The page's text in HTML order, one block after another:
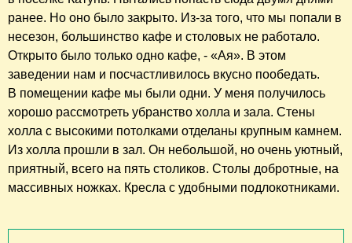
ранее. Но оно было закрыто. Из-за того, что мы попали в
несезон, большинство кафе и столовых не работало.
Открыто было только одно кафе, - «Ая». В этом
заведении нам и посчастливилось вкусно пообедать.
В помещении кафе мы были одни. У меня получилось
хорошо рассмотреть убранство холла и зала. Стены
холла с высокими потолками отделаны крупным камнем.
Из холла прошли в зал. Он небольшой, но очень уютный,
приятный, всего на пять столиков. Столы добротные, на
массивных ножках. Кресла с удобными подлокотниками.